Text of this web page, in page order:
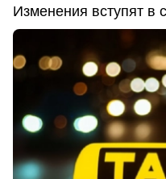
Изменения вступят в